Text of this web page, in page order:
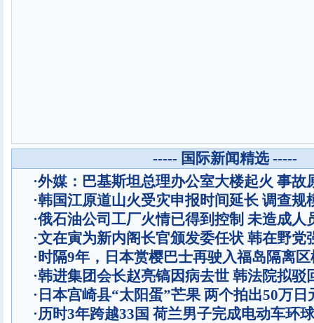
----- 国际新闻精选 -----
·外媒：巴基斯坦总理办公室大楼起火 事故
·韩国江原道山火受灾申报时间延长 调查规
·俄石油公司工厂火情已得到控制 未造成人
·文在寅为新内阁长官颁发委任状 韩在野党
·时隔9年，日本赏樱巴士再驶入福岛隔离
·韩进集团会长赵亮镐因病去世 韩法院拟驳
· 日本宫崎县“太阳蛋”芒果 两个拍出50万日
·历时3年跨越33国 荷兰男子完成电动车环